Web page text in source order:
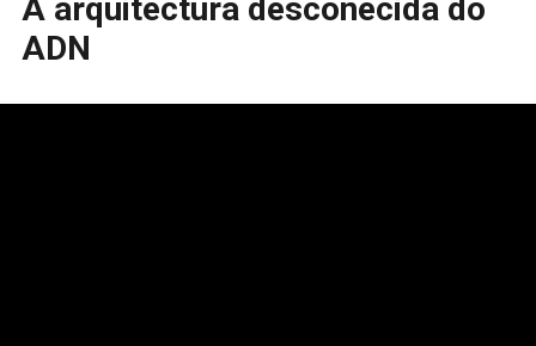
A arquitectura descoñecida do
ADN